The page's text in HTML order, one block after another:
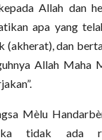
Allah dan
apa yang
(akherat), dan
Allah Maha
Mèlu
tidak ada